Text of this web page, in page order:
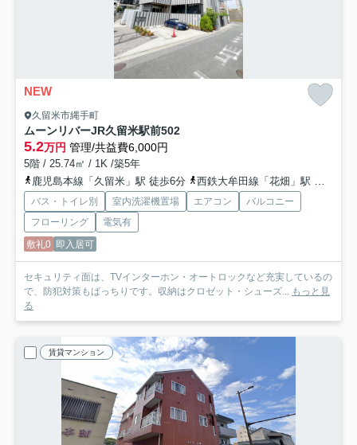
NEW
久留米市縄手町
ムーンリバーJR久留米駅前502
5.2万円 管理/共益費6,000円
5階 / 25.74㎡ / 1K /築5年
鹿児島本線「久留米」駅 徒歩6分
西鉄大牟田線「花畑」駅 徒歩28分
バス・トイレ別 室内洗濯機置場 エアコン
バルコニー
フローリング
電気有
敷礼0 即入居可
セキュリティ面は、TVインターホン・オートロックなど充実しているの
で、防犯対策もばっちりです。収納はクロゼット・シューズ...
もっと見
る
賃貸マンション